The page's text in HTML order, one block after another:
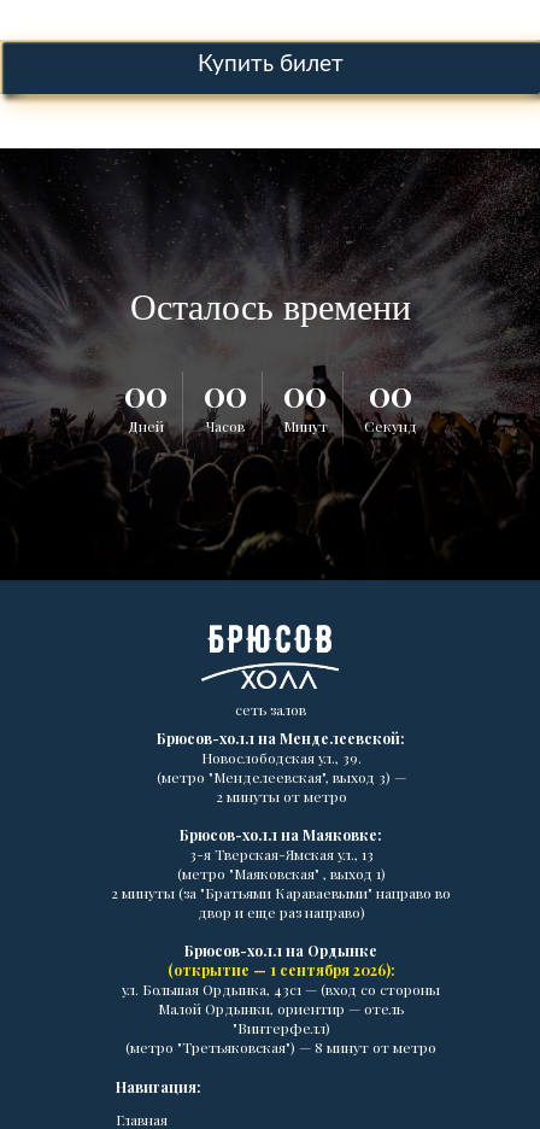
Купить билет
Осталось времени
00
Дней
00
Часов
00
Минут
00
Секунд
Главная
Навигация:
Брюсов-холл на Менделеевской:
Новослободская ул., 39.
(метро "Менделеевская", выход 3) —
2 минуты от метро
Брюсов-холл на Маяковке:
3-я Тверская-Ямская ул., 13
(метро "Маяковская" , выход 1)
2 минуты (за "Братьями Караваевыми" направо во
двор и еще раз направо)
Брюсов-холл на Ордынке
(открытие — 1 сентября 2026):
ул. Большая Ордынка, 43с1 — (вход со стороны
Малой Ордынки, ориентир — отель
"Винтерфелл)
(метро "Третьяковская") — 8 минут от метро
сеть залов